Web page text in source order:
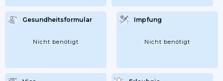
Gesundheitsformular
Nicht benötigt
Impfung
Nicht benötigt